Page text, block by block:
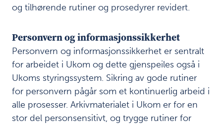
O
r
o
r
n
e
t
s
og tilhørende rutiner og prosedyrer revidert.
Personvern og informasjonssikkerhet
Personvern og informasjonssikkerhet er sentralt
for arbeidet i Ukom og dette gjenspeiles også i
Ukoms styringssystem. Sikring av gode rutiner
for personvern pågår som et kontinuerlig arbeid i
alle prosesser. Arkivmaterialet i Ukom er for en
stor del personsensitivt, og trygge rutiner for